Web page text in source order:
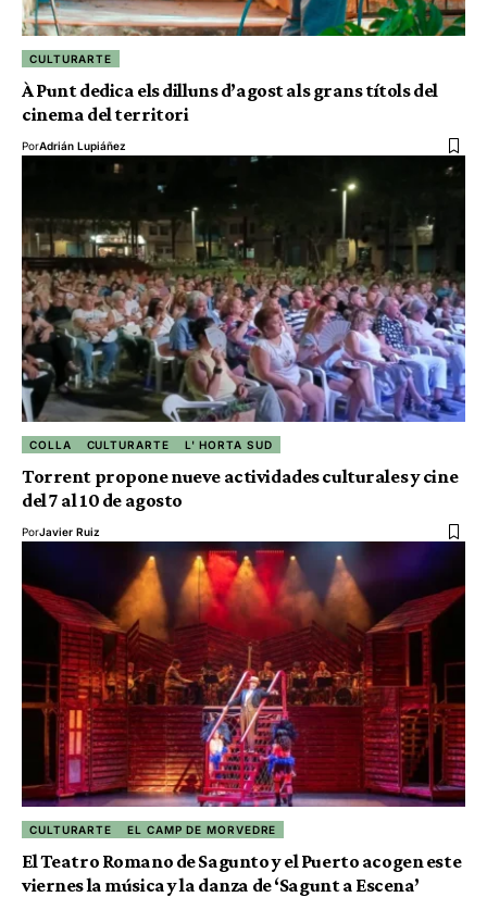
CULTURARTE
À Punt dedica els dilluns d’agost als grans títols del
cinema del territori
PorAdrián Lupiáñez
COLLA CULTURARTE L' HORTA SUD
Torrent propone nueve actividades culturales y cine
del 7 al 10 de agosto
PorJavier Ruiz
CULTURARTE EL CAMP DE MORVEDRE
El Teatro Romano de Sagunto y el Puerto acogen este
viernes la música y la danza de ‘Sagunt a Escena’